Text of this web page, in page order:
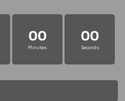
00
Minutes
00
Seconds